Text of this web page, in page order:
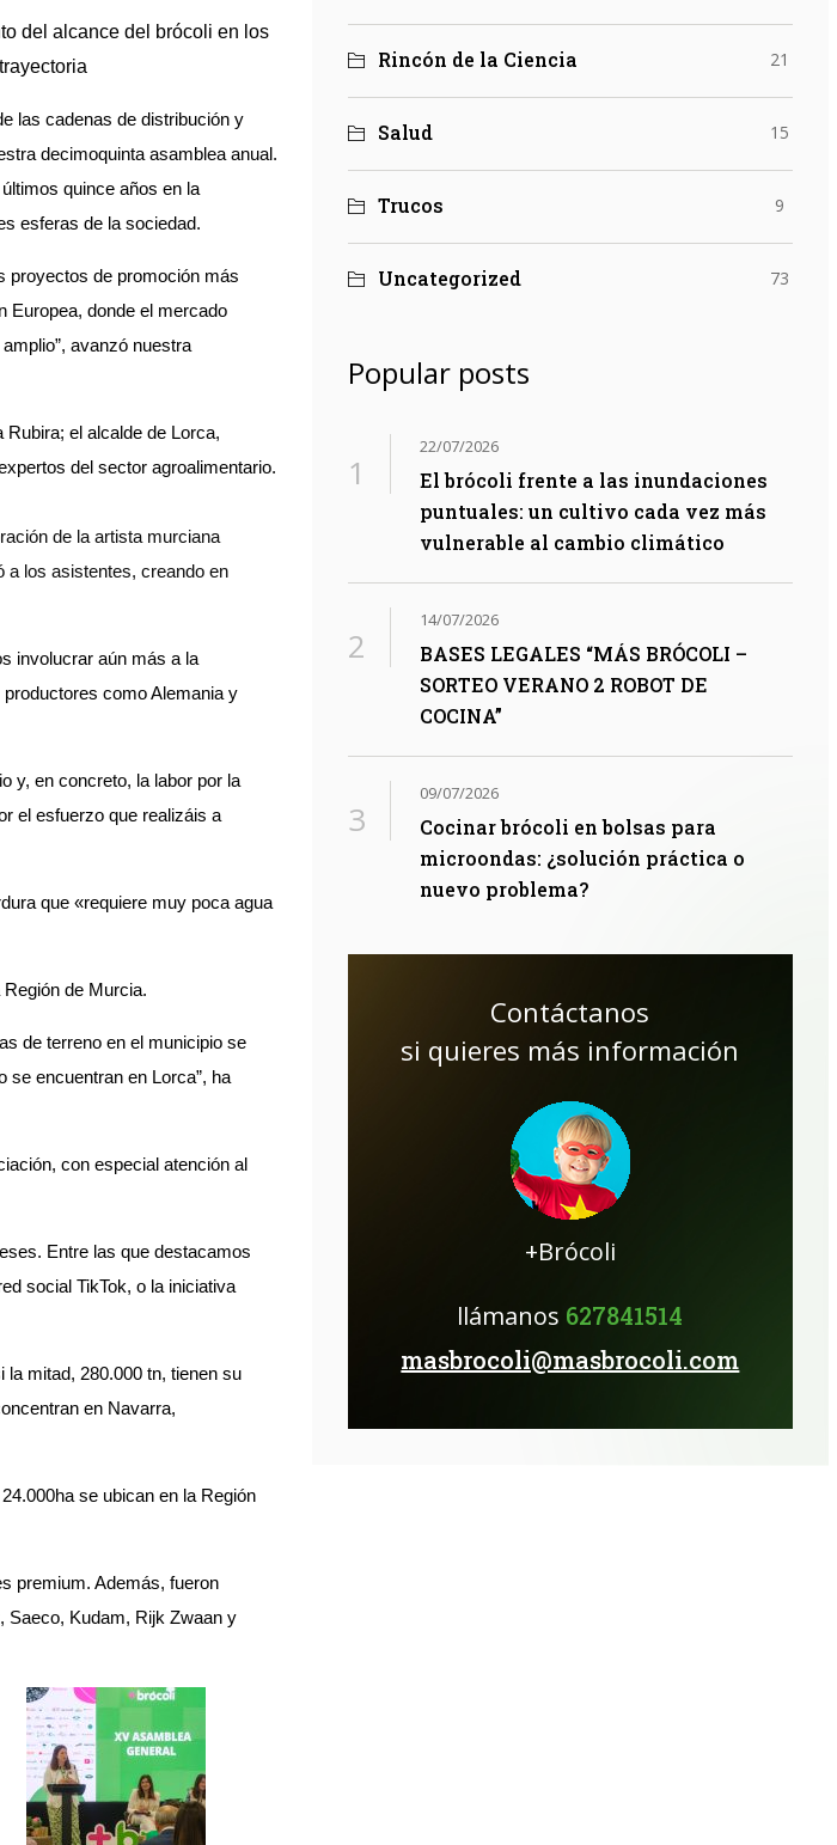
del alcance del brócoli en los
las cadenas de distribución y
decimoquinta asamblea anual.
quince años en la
esferas de la sociedad.
proyectos de promoción más
Europea, donde el mercado
avanzó nuestra
el alcalde de Lorca,
del sector agroalimentario.
de la artista murciana
a los asistentes, creando en
involucrar aún más a la
como Alemania y
y, en concreto, la labor por la
el esfuerzo que realizáis a
que «requiere muy poca agua
de Murcia.
de terreno en el municipio se
se encuentran en Lorca”, ha
con especial atención al
Entre las que destacamos
social TikTok, o la iniciativa
mitad, 280.000 tn, tienen su
en Navarra,
se ubican en la Región
premium. Además, fueron
Saeco, Kudam, Rijk Zwaan y
Rincón de la Ciencia 21
Salud 15
Trucos 9
Uncategorized 73
Popular posts
22/07/2026
El brócoli frente a las inundaciones
puntuales: un cultivo cada vez más
vulnerable al cambio climático
14/07/2026
BASES LEGALES “MÁS BRÓCOLI –
SORTEO VERANO 2 ROBOT DE
COCINA”
09/07/2026
Cocinar brócoli en bolsas para
microondas: ¿solución práctica o
nuevo problema?
Contáctanos
si quieres más información
+Brócoli
llámanos 627841514
masbrocoli@masbrocoli.com